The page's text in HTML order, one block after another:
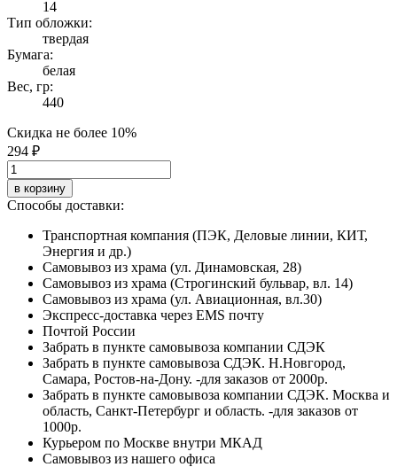
14
Тип обложки:
твердая
Бумага:
белая
Вес, гр:
440
Скидка не более 10%
294 ₽
в корзину
Способы доставки:
Транспортная компания (ПЭК, Деловые линии, КИТ,
Энергия и др.)
Самовывоз из храма (ул. Динамовская, 28)
Самовывоз из храма (Строгинский бульвар, вл. 14)
Самовывоз из храма (ул. Авиационная, вл.30)
Экспресс-доставка через EMS почту
Почтой России
Забрать в пункте самовывоза компании СДЭК
Забрать в пункте самовывоза СДЭК. Н.Новгород,
Самара, Ростов-на-Дону. -для заказов от 2000р.
Забрать в пункте самовывоза компании СДЭК. Москва и
область, Санкт-Петербург и область. -для заказов от
1000р.
Курьером по Москве внутри МКАД
Самовывоз из нашего офиса